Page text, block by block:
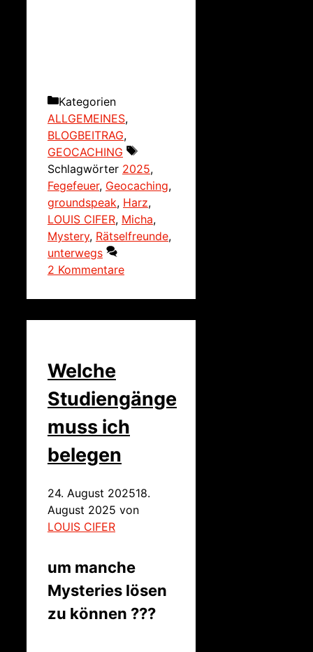
Kategorien
ALLGEMEINES,
BLOGBEITRAG,
GEOCACHING
Schlagwörter 2025,
Fegefeuer, Geocaching,
groundspeak, Harz,
LOUIS CIFER, Micha,
Mystery, Rätselfreunde,
unterwegs
2 Kommentare
Welche
Studiengänge
muss ich
belegen
24. August 202518.
August 2025 von
LOUIS CIFER
um manche
Mysteries lösen
zu können ???